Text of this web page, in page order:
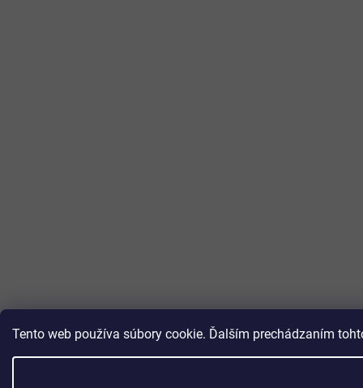
Tento web používa súbory cookie. Ďalším prechádzaním